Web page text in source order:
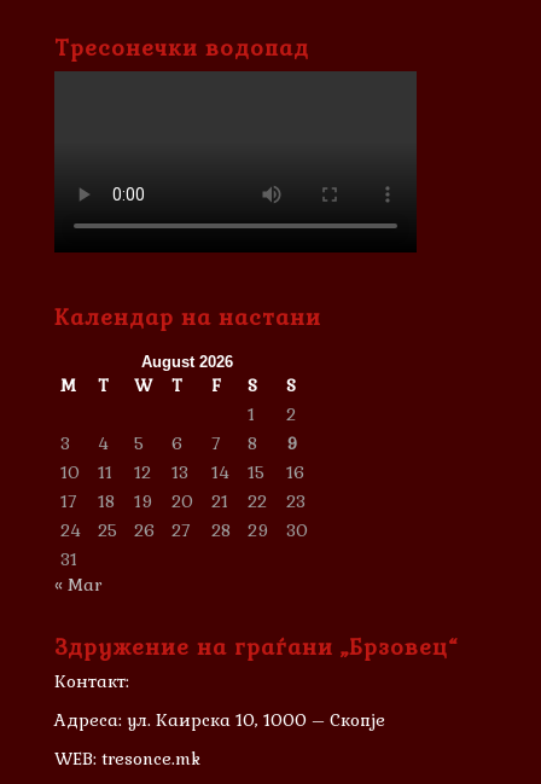
Тресонечки водопад
Календар на настани
August 2026
M T W T F S
S
1
2
3
4 5 6 7 8
9
10
11 12 13 14 15
16
17
18 19 20 21 22
23
24
25 26 27 28 29
30
31
« Mar
Здружение на граѓани „Брзовец“
Контакт:
Адреса: ул. Каирска 10, 1000 – Скопје
WEB: tresonce.mk